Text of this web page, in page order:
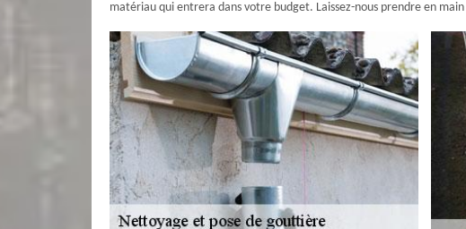
matériau qui entrera dans votre budget. Laissez-nous prendre en